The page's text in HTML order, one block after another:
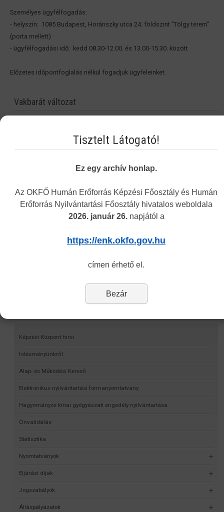
Személyes ügyfélfogadás:
- helyszín: 1085 Budapest, Horánszky utca 24. földszint "Tölgy terem"
(porta mellett)
- ügyfélfogadási idő: kedd 08.30-12.00. és 13.00-15.30. között
Előzetes időpontfoglalás nélkül fogadjuk ügyfeleinket.
Vakbarát változat
Képzési Központ hírei
Intézményünkről
Alap- és Működési Kereső
Elektronikus nyilvántartási formanyomtatvány
Hagyományos kínai gyógyászati engedély nyilvántartása
Önvalidálás
Statisztika
Nyomtatványok
Eljárási díjak
Jogszabályok
Álláspályázatok
Tisztelt Látogató!
Ez egy archív honlap.
Az OKFŐ Humán Erőforrás Képzési Főosztály és Humán
Erőforrás Nyilvántartási Főosztály hivatalos weboldala
2026. január 26.napjától a
https://enk.okfo.gov.hu
címen érhető el.
Bezár